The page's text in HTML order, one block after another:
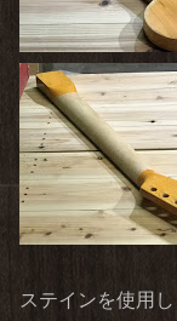
ステインを使用